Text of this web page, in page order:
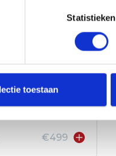
Statistieken
toestaan
€499